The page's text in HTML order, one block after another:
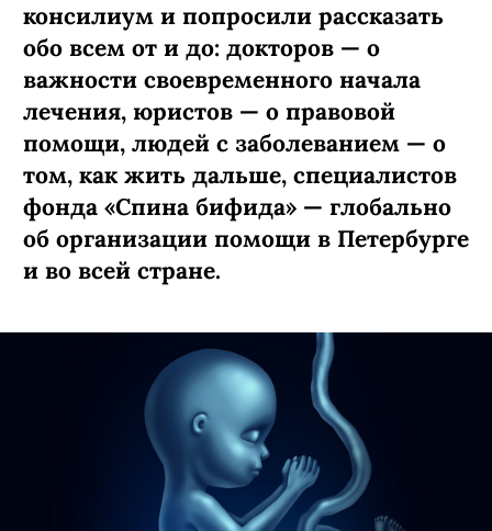
консилиум и попросили рассказать
обо всем от и до: докторов — о
важности своевременного начала
лечения, юристов — о правовой
помощи, людей с заболеванием — о
том, как жить дальше, специалистов
фонда «Спина бифида» — глобально
об организации помощи в Петербурге
и во всей стране.